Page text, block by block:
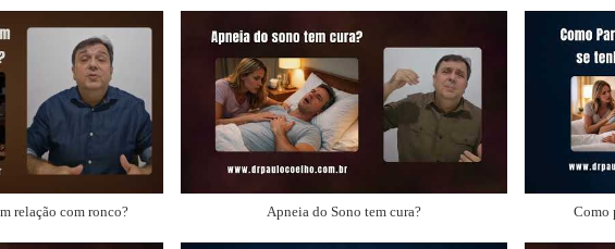
relação com ronco? Apneia do Sono tem cura? Como